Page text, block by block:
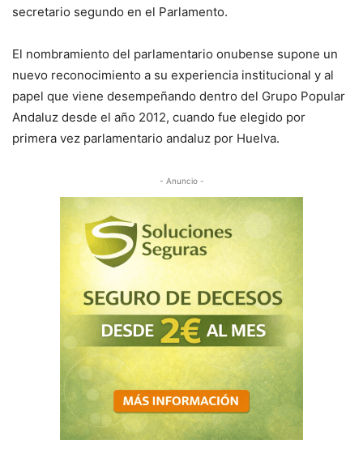
secretario segundo en el Parlamento.
El nombramiento del parlamentario onubense supone un
nuevo reconocimiento a su experiencia institucional y al
papel que viene desempeñando dentro del Grupo Popular
Andaluz desde el año 2012, cuando fue elegido por
primera vez parlamentario andaluz por Huelva.
- Anuncio -